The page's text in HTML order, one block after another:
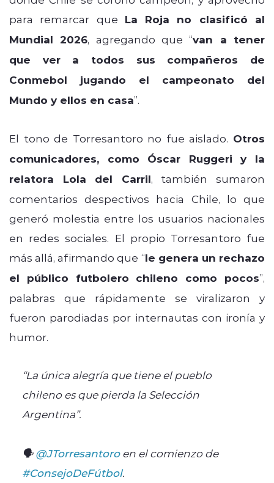
para remarcar que La Roja no clasificó al
Mundial 2026, agregando que “van a tener
que ver a todos sus compañeros de
Conmebol jugando el campeonato del
Mundo y ellos en casa”.
El tono de Torresantoro no fue aislado. Otros
comunicadores, como Óscar Ruggeri y la
relatora Lola del Carril, también sumaron
comentarios despectivos hacia Chile, lo que
generó molestia entre los usuarios nacionales
en redes sociales. El propio Torresantoro fue
más allá, afirmando que “le genera un rechazo
el público futbolero chileno como pocos”,
palabras que rápidamente se viralizaron y
fueron parodiadas por internautas con ironía y
humor.
“La única alegría que tiene el pueblo
chileno es que pierda la Selección
Argentina”.
🗣️@JTorresantoroen el comienzo de
#ConsejoDeFútbol.